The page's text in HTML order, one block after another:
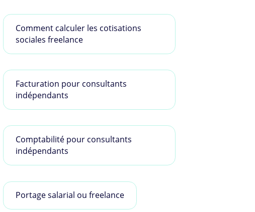
Comment calculer les cotisations
sociales freelance
Facturation pour consultants
indépendants
Comptabilité pour consultants
indépendants
Portage salarial ou freelance